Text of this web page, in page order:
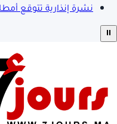
نشرة إنذارية تتوقع
⏸